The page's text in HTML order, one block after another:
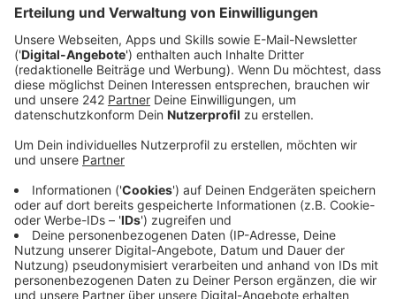
Sieg gegen Viktoria seit 2013 geholt. Dieser
bedeutet gleichzeitig das Erreichen des
Halbfinales im Landespokal.
Veröffentlicht:Mittwoch, 27.03.2019 07:18
Anzeige
Der Siegtreffer für die Fortuna fiel dabei erst in der
Nachspielzeit. Viktoria-Trainer Patrick Glöckner war
nach dem Spiel trotz der Niederlage alles andere als
unzufrieden mit der Leistung seines Regionalligisten: